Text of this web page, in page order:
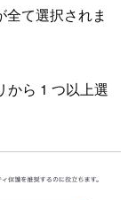
て選択されま
から 1 つ以上選